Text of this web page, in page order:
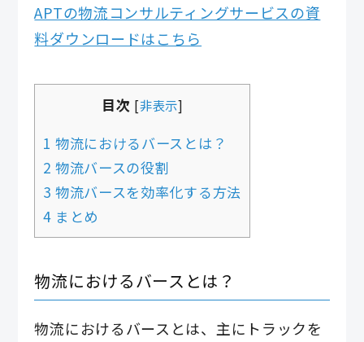
APTの物流コンサルティングサービスの資
料ダウンロードはこちら
目次 [非表示]
1 物流におけるバースとは？
2 物流バースの役割
3 物流バースを効率化する方法
4 まとめ
物流におけるバースとは？
物流におけるバースとは、主にトラックを